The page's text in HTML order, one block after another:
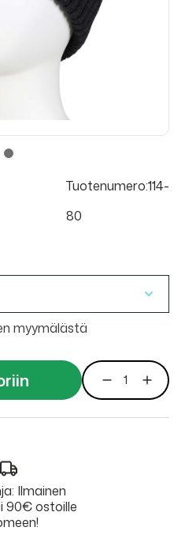
Tuotenumero:114-
80
myymälästä
Ilmainen
90€ ostoille